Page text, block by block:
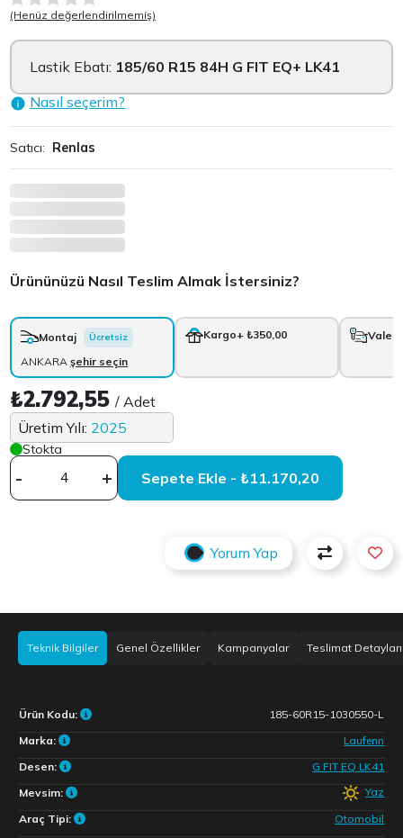
(Henüz değerlendirilmemiş)
Lastik Ebatı: 185/60 R15 84H G FIT EQ+ LK41
Nasıl seçerim?
Satıcı: Renlas
Ürününüzü Nasıl Teslim Almak İstersiniz?
Montaj Ücretsiz
ANKARAşehir seçin
Kargo+ ₺350,00 Vale
₺2.792,55/ Adet
Üretim Yılı: 2025
Stokta
- + Sepete Ekle - ₺11.170,20
Yorum Yap
Teknik Bilgiler Genel Özellikler Kampanyalar Teslimat Detayları
Ürün Kodu:
185-60R15-1030550-L
Marka:
Laufenn
Desen:
G FIT EQ LK41
Mevsim:
Yaz
Araç Tipi:
Otomobil